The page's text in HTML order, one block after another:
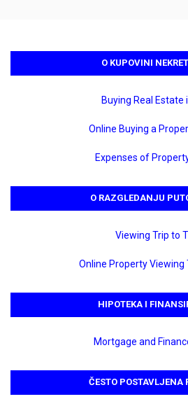
O KUPOVINI
Buying Real Estate
Online Buying a
Expenses of
O RAZGLEDANJU
Viewing Trip to
Online Property Viewing
HIPOTEKA I
Mortgage and
ČESTO POSTAVLJENA